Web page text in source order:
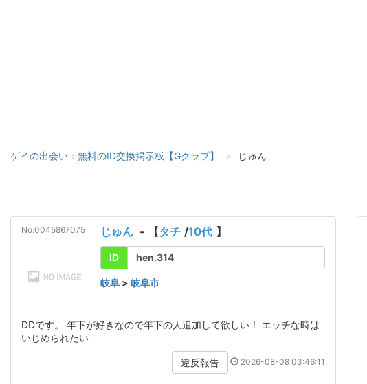
ゲイの出会い：無料のID交換掲示板【Gクラブ】 じゅん
No:0045867075 じゅん - 【タチ /10代 】
ID hen.314
岐阜 > 岐阜市
DDです。 年下が好きなので年下の人追加して欲しい！ エッチな時は
いじめられたい
違反報告 2026-08-08 03:46:11